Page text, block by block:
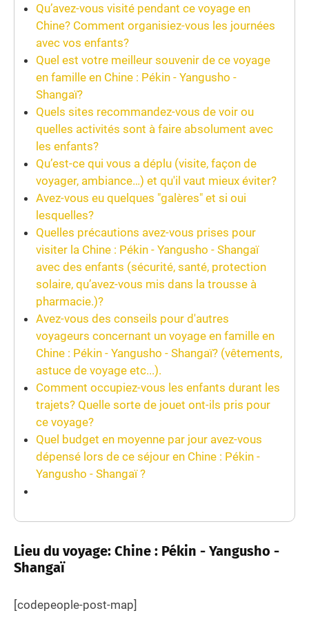
Qu’avez-vous visité pendant ce voyage en
Chine? Comment organisiez-vous les journées
avec vos enfants?
Quel est votre meilleur souvenir de ce voyage
en famille en Chine : Pékin - Yangusho -
Shangaï?
Quels sites recommandez-vous de voir ou
quelles activités sont à faire absolument avec
les enfants?
Qu’est-ce qui vous a déplu (visite, façon de
voyager, ambiance…) et qu'il vaut mieux éviter?
Avez-vous eu quelques "galères" et si oui
lesquelles?
Quelles précautions avez-vous prises pour
visiter la Chine : Pékin - Yangusho - Shangaï
avec des enfants (sécurité, santé, protection
solaire, qu’avez-vous mis dans la trousse à
pharmacie.)?
Avez-vous des conseils pour d'autres
voyageurs concernant un voyage en famille en
Chine : Pékin - Yangusho - Shangaï? (vêtements,
astuce de voyage etc...).
Comment occupiez-vous les enfants durant les
trajets? Quelle sorte de jouet ont-ils pris pour
ce voyage?
Quel budget en moyenne par jour avez-vous
dépensé lors de ce séjour en Chine : Pékin -
Yangusho - Shangaï ?
Lieu du voyage: Chine : Pékin - Yangusho -
Shangaï
[codepeople-post-map]